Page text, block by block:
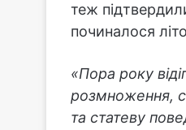
теж
починалося
«Пора року
розмноження,
та статеву